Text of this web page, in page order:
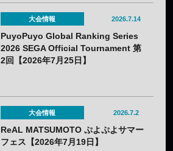
大会情報 2026.7.14
PuyoPuyo Global Ranking Series
2026 SEGA Official Tournament 第
2回【2026年7月25日】
大会情報 2026.7.2
ReAL MATSUMOTO ぷよぷよサマー
フェス【2026年7月19日】